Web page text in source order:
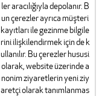
ler aracılığıyla depolanır. B
un çerezler ayrıca müşteri
kayıtları ile gezinme bilgile
rini ilişkilendirmek için de k
ullanılır. Bu çerezler hususi
olarak, website üzerinde a
nonim ziyaretlerin yeni ziy
aretçi olarak tanımlanmas